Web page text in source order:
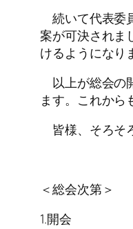
続いて代表委
案が可決されま
けるようになり
以上が総会の
ます。これから
皆様、そろそ
＜総会次第＞
1.開会